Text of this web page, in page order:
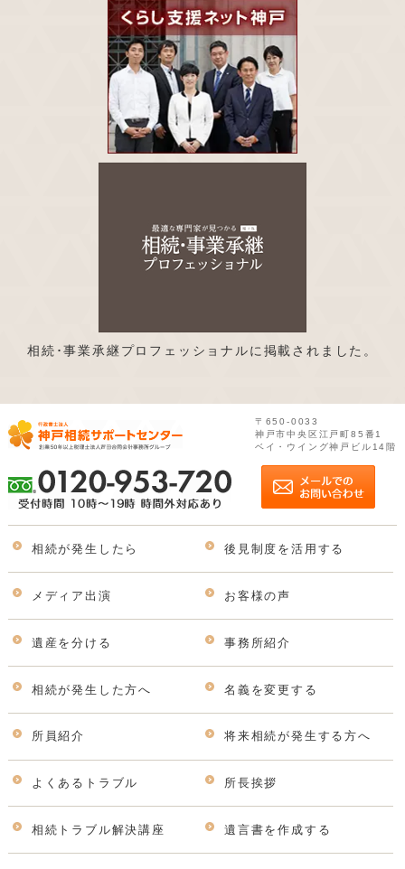
相続･事業承継プロフェッショナルに掲載されました。
〒650-0033
神戸市中央区江戸町85番1
ベイ・ウイング神戸ビル14階
相続が発生したら 後見制度を活用する
メディア出演 お客様の声
遺産を分ける 事務所紹介
相続が発生した方へ 名義を変更する
所員紹介 将来相続が発生する方へ
よくあるトラブル 所長挨拶
相続トラブル解決講座 遺言書を作成する